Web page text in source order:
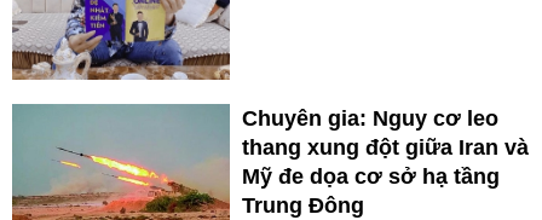
Chuyên gia: Nguy cơ leo
thang xung đột giữa Iran và
Mỹ đe dọa cơ sở hạ tầng
Trung Đông